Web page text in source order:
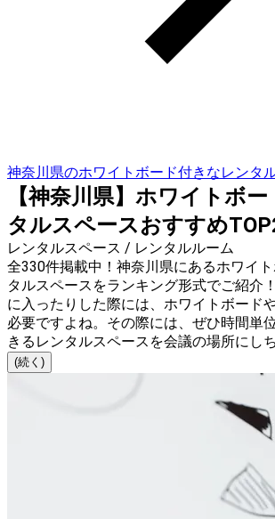
神奈川県のホワイトボード付きなレンタ
【神奈川県】ホワイトボ
タルスペースおすすめ
レンタルスペース / レンタルルーム
全330件掲載中！神奈川県にあるホワイ
タルスペースをランキング形式でご紹介
に入ったりした際には、ホワイトボード
必要ですよね。その際には、ぜひ時間単
きるレンタルスペースを会議の場所にし
(続く)